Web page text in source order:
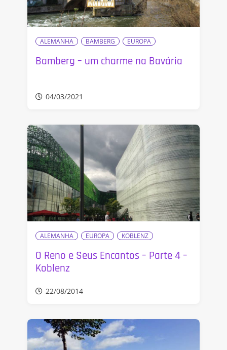
ALEMANHA BAMBERG EUROPA
Bamberg – um charme na Bavária
04/03/2021
ALEMANHA EUROPA KOBLENZ
O Reno e Seus Encantos – Parte 4 –
Koblenz
22/08/2014